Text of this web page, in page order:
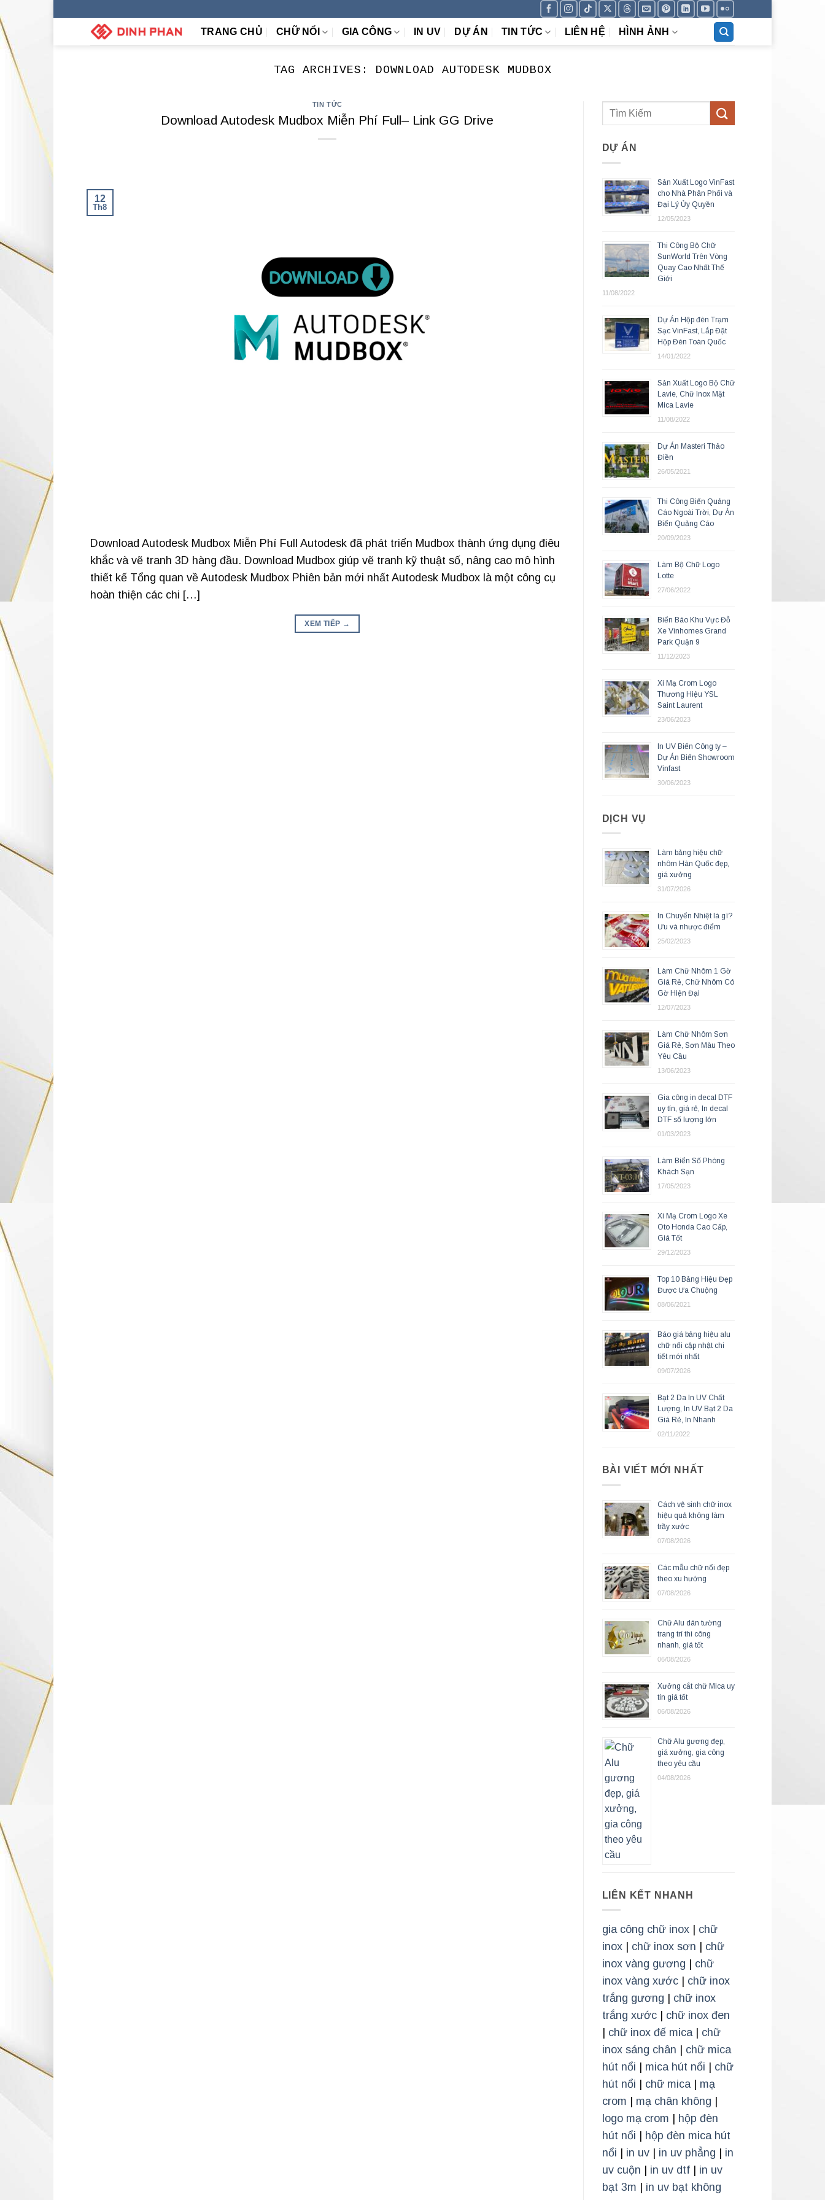
TRANG CHỦ CHỮ NỔI GIA CÔNG IN UV DỰ ÁN TIN TỨC LIÊN HỆ HÌNH ẢNH
TAG ARCHIVES: DOWNLOAD AUTODESK MUDBOX
TIN TỨC
Download Autodesk Mudbox Miễn Phí Full– Link GG Drive
12
Th8
Download Autodesk Mudbox Miễn Phí Full Autodesk đã phát triển Mudbox thành ứng dụng điêu
khắc và vẽ tranh 3D hàng đầu. Download Mudbox giúp vẽ tranh kỹ thuật số, nâng cao mô hình
thiết kế Tổng quan về Autodesk Mudbox Phiên bản mới nhất Autodesk Mudbox là một công cụ
hoàn thiện các chi […]
XEM TIẾP →
DỰ ÁN
Sản Xuất Logo VinFast
cho Nhà Phân Phối và
Đại Lý Ủy Quyền
12/05/2023
Thi Công Bộ Chữ
SunWorld Trên Vòng
Quay Cao Nhất Thế
Giới
11/08/2022
Dự Án Hộp đèn Trạm
Sạc VinFast, Lắp Đặt
Hộp Đèn Toàn Quốc
14/01/2022
Sản Xuất Logo Bộ Chữ
Lavie, Chữ Inox Mặt
Mica Lavie
11/08/2022
Dự Án Masteri Thảo
Điền
26/05/2021
Thi Công Biển Quảng
Cáo Ngoài Trời, Dự Án
Biển Quảng Cáo
20/09/2023
Làm Bộ Chữ Logo
Lotte
27/06/2022
Biển Báo Khu Vực Đỗ
Xe Vinhomes Grand
Park Quận 9
11/12/2023
Xi Mạ Crom Logo
Thương Hiệu YSL
Saint Laurent
23/06/2023
In UV Biển Công ty –
Dự Án Biển Showroom
Vinfast
30/06/2023
DỊCH VỤ
Làm bảng hiệu chữ
nhôm Hàn Quốc đẹp,
giá xưởng
31/07/2026
In Chuyển Nhiệt là gì?
Ưu và nhược điểm
25/02/2023
Làm Chữ Nhôm 1 Gờ
Giá Rẻ, Chữ Nhôm Có
Gờ Hiện Đại
12/07/2023
Làm Chữ Nhôm Sơn
Giá Rẻ, Sơn Màu Theo
Yêu Cầu
13/06/2023
Gia công in decal DTF
uy tín, giá rẻ, In decal
DTF số lượng lớn
01/03/2023
Làm Biển Số Phòng
Khách Sạn
17/05/2023
Xi Mạ Crom Logo Xe
Oto Honda Cao Cấp,
Giá Tốt
29/12/2023
Top 10 Bảng Hiệu Đẹp
Được Ưa Chuộng
08/06/2021
Báo giá bảng hiệu alu
chữ nổi cập nhật chi
tiết mới nhất
09/07/2026
Bạt 2 Da In UV Chất
Lượng, In UV Bạt 2 Da
Giá Rẻ, In Nhanh
02/11/2022
BÀI VIẾT MỚI NHẤT
Cách vệ sinh chữ inox
hiệu quả không làm
trầy xước
07/08/2026
Các mẫu chữ nổi đẹp
theo xu hướng
07/08/2026
Chữ Alu dán tường
trang trí thi công
nhanh, giá tốt
06/08/2026
Xưởng cắt chữ Mica uy
tín giá tốt
06/08/2026
Chữ Alu gương đẹp,
giá xưởng, gia công
theo yêu cầu
04/08/2026
LIÊN KẾT NHANH
gia công chữ inox| chữ
inox| chữ inox sơn
chữ
inox vàng gương
chữ
inox vàng xước| chữ inox
trắng gương
chữ inox
trắng xước| chữ inox đen
chữ inox đế mica| chữ
inox sáng chân
chữ mica
hút nổi
mica hút nổi
chữ
hút nổi
chữ mica| mạ
crom
mạ chân không
logo mạ crom
hộp đèn
hút nổi
hộp đèn mica hút
nổi
in uv| in uv phẳng
in
uv cuộn
in uv dtf| in uv
bạt 3m
in uv bạt không